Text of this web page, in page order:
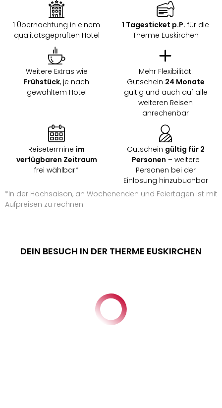
1 Übernachtung in einem
qualitätsgeprüften Hotel
1 Tagesticket p.P. für die
Therme Euskirchen
Weitere Extras wie
Frühstück, je nach
gewähltem Hotel
Mehr Flexibilität:
Gutschein 24 Monate
gültig und auch auf alle
weiteren Reisen
anrechenbar
Reisetermine im
verfügbaren Zeitraum
frei wählbar*
Gutschein gültig für 2
Personen – weitere
Personen bei der
Einlösung hinzubuchbar
*In der Hochsaison, an Wochenenden und Feiertagen ist mit
Aufpreisen zu rechnen.
DEIN BESUCH IN DER THERME EUSKIRCHEN